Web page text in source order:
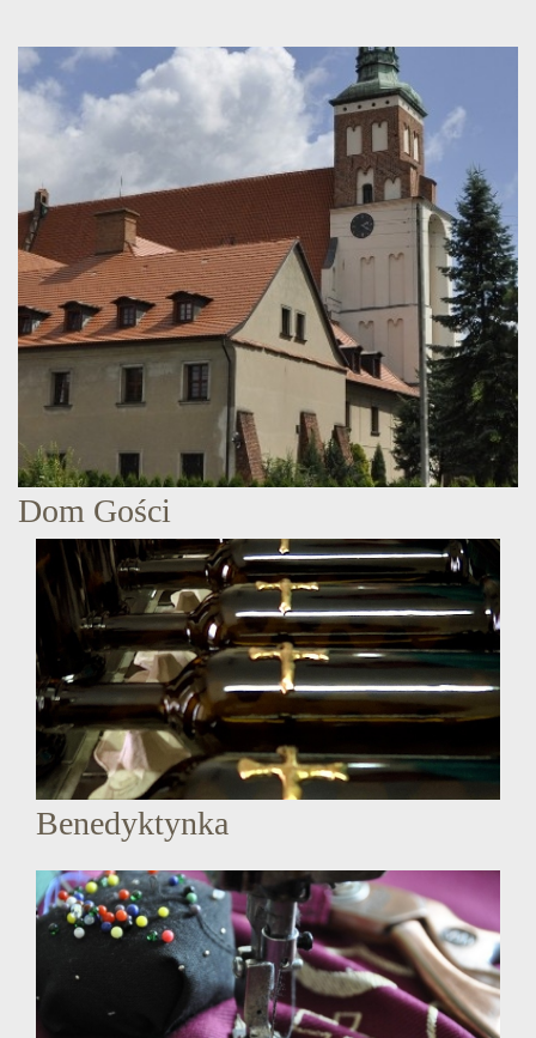
Dom Gości
Benedyktynka